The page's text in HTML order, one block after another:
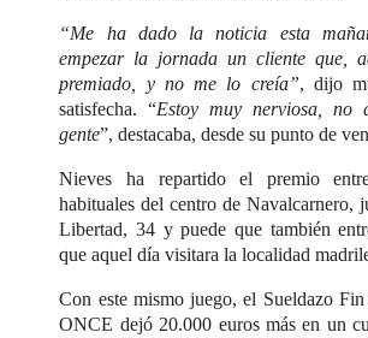
“Me ha dado la noticia esta
empezar la jornada un cliente que,
premiado, y no me lo creía”, dijo
satisfecha. “Estoy muy nerviosa, no
gente”, destacaba, desde su punto de
Nieves ha repartido el premio
habituales del centro de Navalcarnero,
Libertad, 34 y puede que también
que aquel día visitara la localidad
Con este mismo juego, el Sueldazo Fin
ONCE dejó 20.000 euros más en un